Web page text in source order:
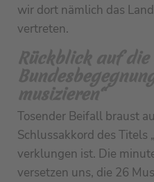
wir dort nämlich das
vertreten.
Rückblick auf die
musizieren“
Tosender Beifall braust
Schlussakkord des Titels
verklungen ist. Die
versetzen uns, die 26